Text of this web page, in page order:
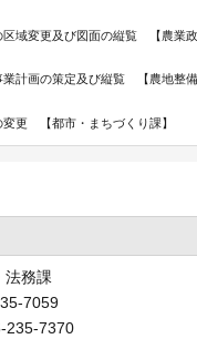
区域変更及び図面の縦覧 【農業政
業計画の策定及び縦覧 【農地整備
変更 【都市・まちづくり課】
法務課
7059
235-7370